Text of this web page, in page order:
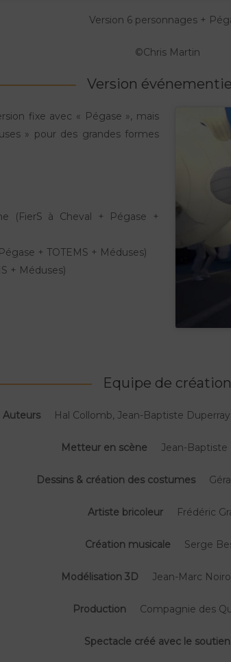
Version 6 personnages +
©Chris Martin
Version
fixe avec « Pégase », mais
» pour des grandes formes
(FierS à Cheval + Pégase +
+ TOTEMS + Méduses)
+ Méduses)
Equipe de création
Auteurs Hal Collomb, Jean-Baptiste
Metteur en scène Jean-Baptiste
Dessins & création des costumes
Artiste bricoleur Frédéric
Création musicale Serge
Modélisation 3D Jean-Marc
Production Compagnie des
Spectacle créé avec le